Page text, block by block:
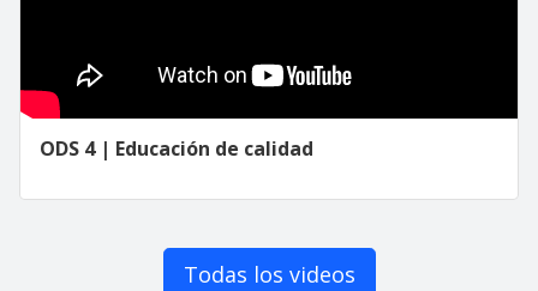
ODS 4 | Educación de calidad
Todas los videos